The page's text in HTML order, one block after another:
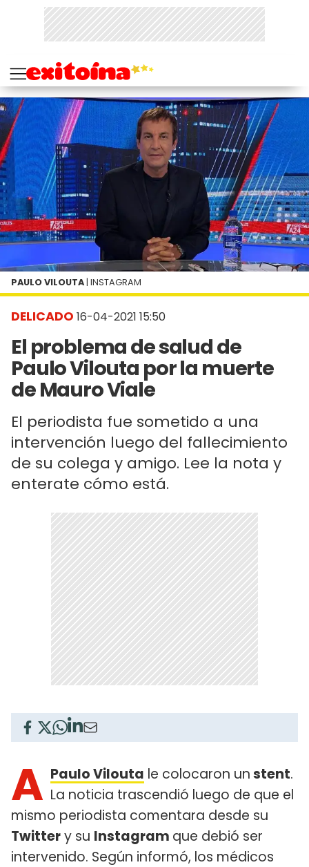
DELICADO 16-04-2021 15:50
El problema de salud de
Paulo Vilouta por la muerte
de Mauro Viale
El periodista fue sometido a una
intervención luego del fallecimiento
de su colega y amigo. Lee la nota y
enterate cómo está.
PAULO VILOUTA | INSTAGRAM
A Paulo Vilouta le colocaron unstent.
La noticia trascendió luego de que el
mismo periodista comentara desde su
Twittery su Instagram que debió ser
intervenido. Según informó, los médicos